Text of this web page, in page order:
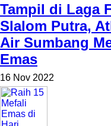
Tampil di Laga
Slalom Putra,
Air Sumbang
Emas
16 Nov 2022